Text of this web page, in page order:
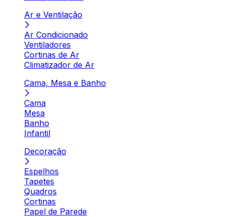
Ar e Ventilação
Ar Condicionado
Ventiladores
Cortinas de Ar
Climatizador de Ar
Cama, Mesa e Banho
Cama
Mesa
Banho
Infantil
Decoração
Espelhos
Tapetes
Quadros
Cortinas
Papel de Parede